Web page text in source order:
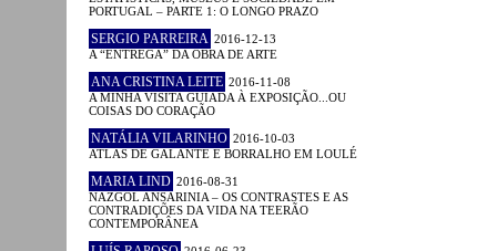
PORTUGAL – PARTE 1: O LONGO PRAZO
SERGIO PARREIRA 2016-12-13
A “ENTREGA” DA OBRA DE ARTE
ANA CRISTINA LEITE 2016-11-08
A MINHA VISITA GUIADA À EXPOSIÇÃO...OU
COISAS DO CORAÇÃO
NATÁLIA VILARINHO 2016-10-03
ATLAS DE GALANTE E BORRALHO EM LOULÉ
MARIA LIND 2016-08-31
NAZGOL ANSARINIA – OS CONTRASTES E AS
CONTRADIÇÕES DA VIDA NA TEERÃO
CONTEMPORÂNEA